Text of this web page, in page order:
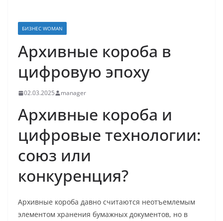
БИЗНЕС WOMAN
Архивные короба в
цифровую эпоху
02.03.2025 manager
Архивные короба и
цифровые технологии:
союз или
конкуренция?
Архивные короба давно считаются неотъемлемым
элементом хранения бумажных документов, но в